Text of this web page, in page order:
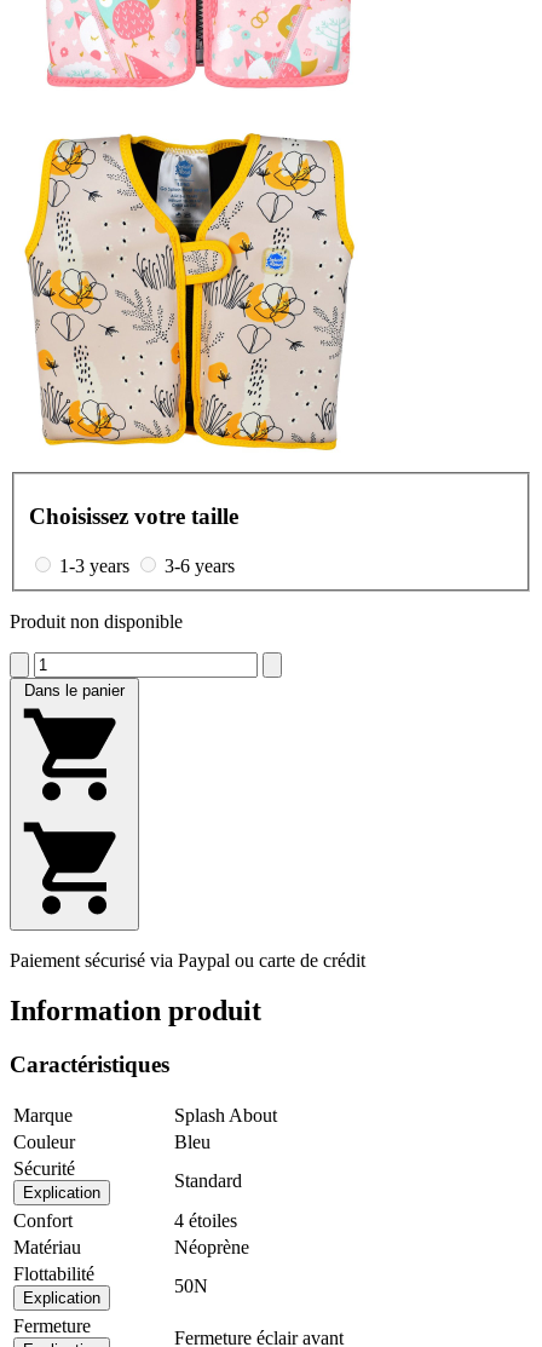
Choisissez votre taille
1-3 years 3-6 years
Produit non disponible
Dans le panier
Paiement sécurisé via Paypal ou carte de crédit
Information produit
Caractéristiques
Marque
Splash About
Couleur
Bleu
Sécurité
Explication
Standard
Confort
4 étoiles
Matériau
Néoprène
Flottabilité
Explication
50N
Fermeture
Fermeture éclair avant